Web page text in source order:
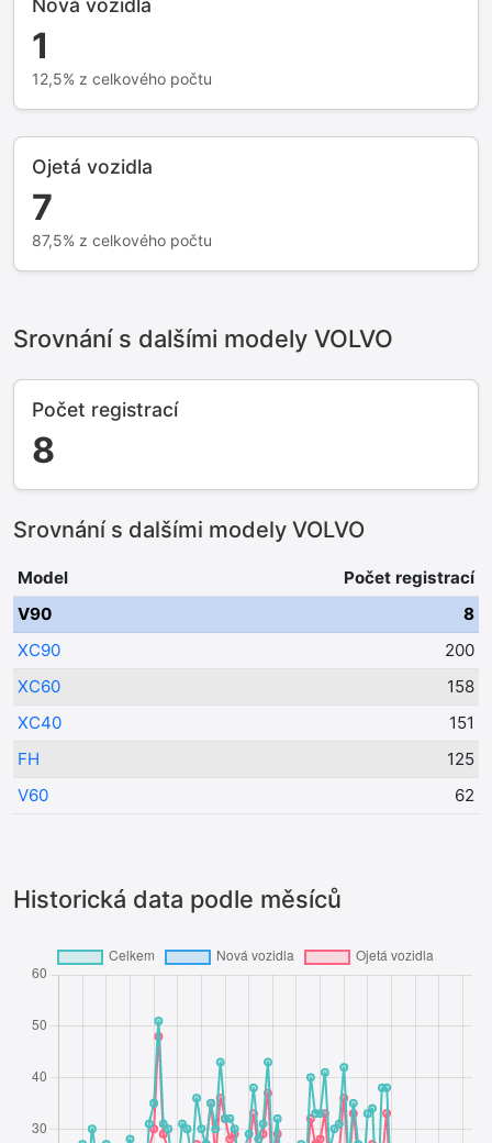
Nová vozidla
1
12,5% z celkového počtu
Ojetá vozidla
7
87,5% z celkového počtu
Srovnání s dalšími modely VOLVO
Počet registrací
8
Srovnání s dalšími modely VOLVO
Model
Počet registrací
V90
8
XC90
200
XC60
158
XC40
151
FH
125
V60
62
Historická data podle měsíců